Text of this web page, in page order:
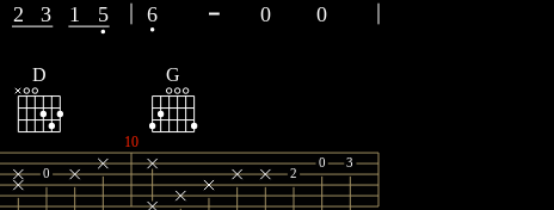
2 3 1 5 6 0 0
0
D
10
2
0 3
G